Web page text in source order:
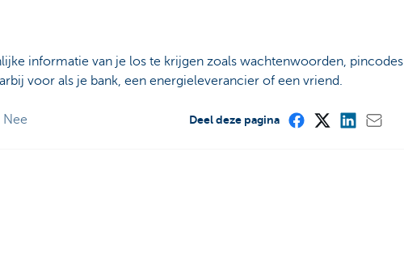
informatie van je los te krijgen zoals wachtenwoorden, pincodes
voor als je bank, een energieleverancier of een vriend.
Nee Deel deze pagina